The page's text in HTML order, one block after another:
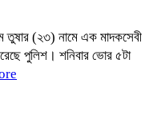
তুষার (২৩) নামে এক মাদকসেবী
পুলিশ। শনিবার ভোর ৫টা